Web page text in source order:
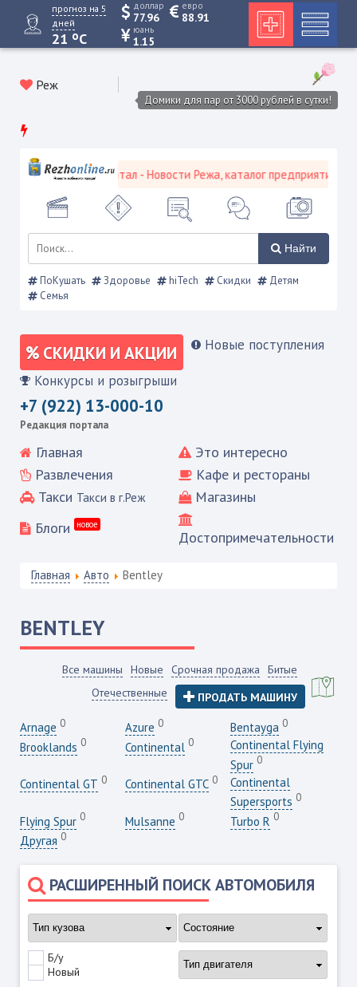
прогноз на 5
дней
21 oC
доллар
77.96
евро
88.91
юань
1.15
Реж
Домики для пар от 3000 рублей в сутки!
городской портал - Новости Режа, каталог предприятий,
Найти
ПоКушать Здоровье hiTech Скидки
Детям
Семья
СКИДКИ И АКЦИИ Новые поступления
Конкурсы и розыгрыши
+7 (922) 13-000-10
Редакция портала
Главная
Это интересно
Развлечения
Кафе и рестораны
Такси Такси в г.Реж
Магазины
Блоги
новое
Достопримечательности
Главная Авто Bentley
BENTLEY
Все машины Новые Срочная продажа
Битые
Отечественные
ПРОДАТЬ МАШИНУ
Arnage 0 Azure 0 Bentayga 0
Brooklands 0 Continental 0
Continental Flying
Spur 0
Continental GT 0 Continental GTC 0
Continental
Supersports 0
Flying Spur 0 Mulsanne 0 Turbo R 0
Другая 0
РАСШИРЕННЫЙ ПОИСК АВТОМОБИЛЯ
Б/у
Новый